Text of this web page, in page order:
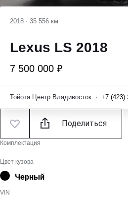
2018 · 35 556 км
Lexus LS 2018
7 500 000 ₽
Тойота Центр Владивосток · +7 (423)
Поделиться
Комплектация
Цвет кузова
Черный
VIN